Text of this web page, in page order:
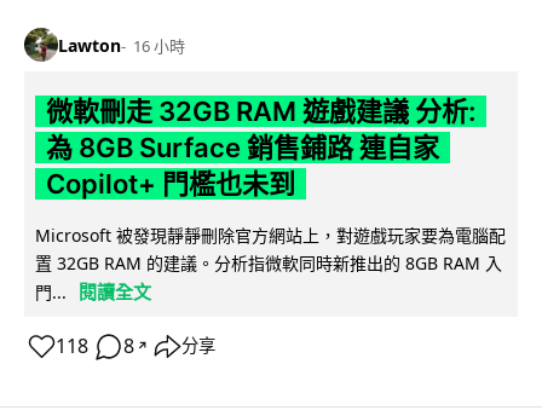
Lawton 16 小時
微軟刪走 32GB RAM 遊戲建議 分析:
為 8GB Surface 銷售鋪路 連自家
Copilot+ 門檻也未到
Microsoft 被發現靜靜刪除官方網站上，對遊戲玩家要為電腦配
置 32GB RAM 的建議。分析指微軟同時新推出的 8GB RAM 入
門...
閱讀全文
118 8 ↗ 分享